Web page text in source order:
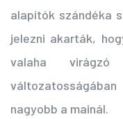
alapítók szándéka
jelezni akarták,
valaha
nagyobb a mainál.